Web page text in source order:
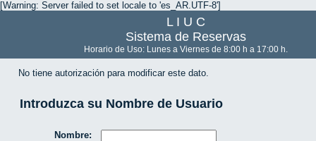
[Warning: Server failed to set locale to 'es_AR.UTF-8']
L I U C
Sistema de Reservas
Horario de Uso: Lunes a Viernes de 8:00 h a 17:00 h.
No tiene autorización para modificar este dato.
Introduzca su Nombre de Usuario
Nombre: